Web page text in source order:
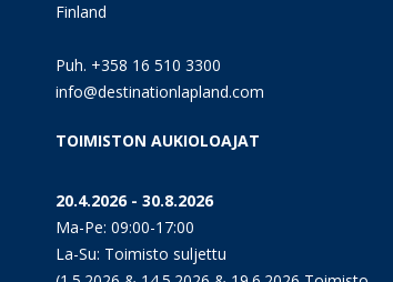
Finland
Puh. +358 16 510 3300
info@destinationlapland.com
TOIMISTON AUKIOLOAJAT
20.4.2026 - 30.8.2026
Ma-Pe: 09:00-17:00
La-Su: Toimisto suljettu